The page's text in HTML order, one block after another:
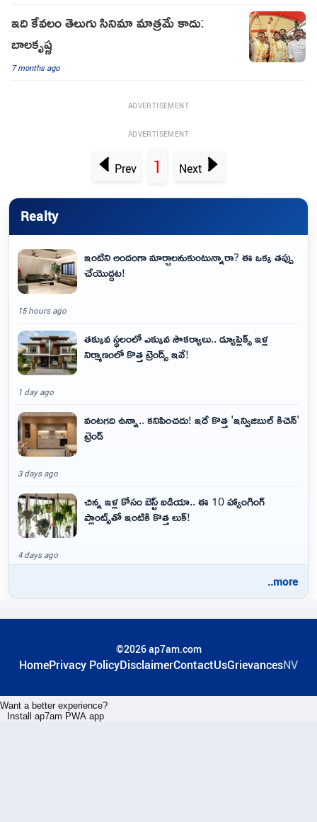
ఇది కేవలం తెలుగు సినిమా మాత్రమే కాదు:
బాలకృష్ణ
7 months ago
ADVERTISEMENT
ADVERTISEMENT
Prev 1 Next
Realty
ఇంటిని అందంగా మార్చాలనుకుంటున్నారా? ఈ ఒక్క తప్పు
చేయొద్దట!
15 hours ago
తక్కువ స్థలంలో ఎక్కువ సౌకర్యాలు.. డ్యూప్లెక్స్ ఇళ్ల
నిర్మాణంలో కొత్త ట్రెండ్స్ ఇవే!
1 day ago
వంటగది ఉన్నా.. కనిపించదు! ఇదే కొత్త 'ఇన్విజిబుల్ కిచెన్'
ట్రెండ్
3 days ago
చిన్న ఇళ్ల కోసం బెస్ట్ ఐడియా.. ఈ 10 హ్యాంగింగ్
ప్లాంట్స్‌తో ఇంటికి కొత్త లుక్!
4 days ago
..more
©2026 ap7am.com
HomePrivacy PolicyDisclaimerContactUsGrievancesNV
Want a better experience?
Install ap7am PWA app